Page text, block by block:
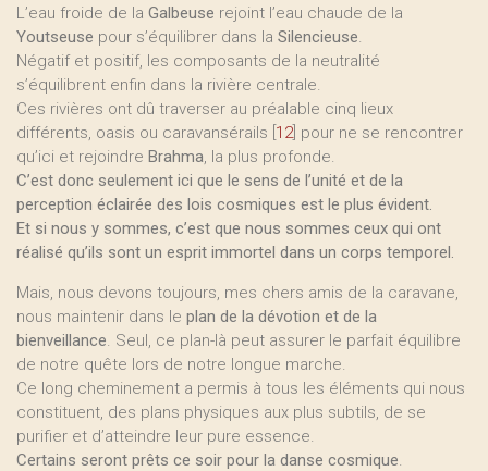
L’eau froide de la Galbeuse rejoint l’eau chaude de la
Youtseuse pour s’équilibrer dans la Silencieuse.
Négatif et positif, les composants de la neutralité
s’équilibrent enfin dans la rivière centrale.
Ces rivières ont dû traverser au préalable cinq lieux
différents, oasis ou caravansérails 12] pour ne se rencontrer
qu’ici et rejoindre Brahma, la plus profonde.
C’est donc seulement ici que le sens de l’unité et de la
perception éclairée des lois cosmiques est le plus évident.
Et si nous y sommes, c’est que nous sommes ceux qui ont
réalisé qu’ils sont un esprit immortel dans un corps temporel.
Mais, nous devons toujours, mes chers amis de la caravane,
nous maintenir dans le plan de la dévotion et de la
bienveillance. Seul, ce plan-là peut assurer le parfait équilibre
de notre quête lors de notre longue marche.
Ce long cheminement a permis à tous les éléments qui nous
constituent, des plans physiques aux plus subtils, de se
purifier et d’atteindre leur pure essence.
Certains seront prêts ce soir pour la danse cosmique.